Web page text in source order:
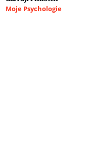
Moje Psychologie